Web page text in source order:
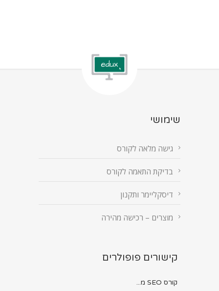
שימושי
גישה מלאה לקורס
בדיקת התאמה לקורס
דיסקליימר ותקנון
מוצרים – רכישה מהירה
קישורים פופולרים
קורס SEO מ...